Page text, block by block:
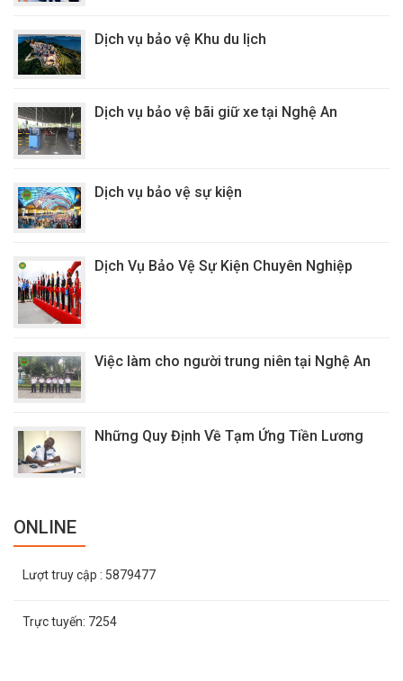
Dịch vụ bảo vệ Khu du lịch
Dịch vụ bảo vệ bãi giữ xe tại Nghệ An
Dịch vụ bảo vệ sự kiện
Dịch Vụ Bảo Vệ Sự Kiện Chuyên Nghiệp
Việc làm cho người trung niên tại Nghệ An
Những Quy Định Về Tạm Ứng Tiền Lương
ONLINE
Lượt truy cập : 5879477
Trực tuyến: 7254